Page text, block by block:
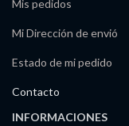
Mis pedidos
Mi Dirección de envió
Estado de mi pedido
Contacto
INFORMACIONES